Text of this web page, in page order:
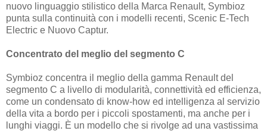
nuovo linguaggio stilistico della Marca Renault, Symbioz
punta sulla continuità con i modelli recenti, Scenic E-Tech
Electric e Nuovo Captur.
Concentrato del meglio del segmento C
Symbioz concentra il meglio della gamma Renault del
segmento C a livello di modularità, connettività ed efficienza,
come un condensato di know-how ed intelligenza al servizio
della vita a bordo per i piccoli spostamenti, ma anche per i
lunghi viaggi. È un modello che si rivolge ad una vastissima